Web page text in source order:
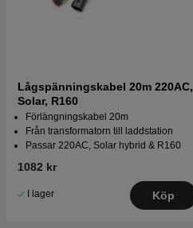
Lågspänningskabel 20m 220AC,
Solar, R160
Förlängningskabel 20m
Från transformatorn till laddstation
Passar 220AC, Solar hybrid & R160
1082 kr
I lager Köp